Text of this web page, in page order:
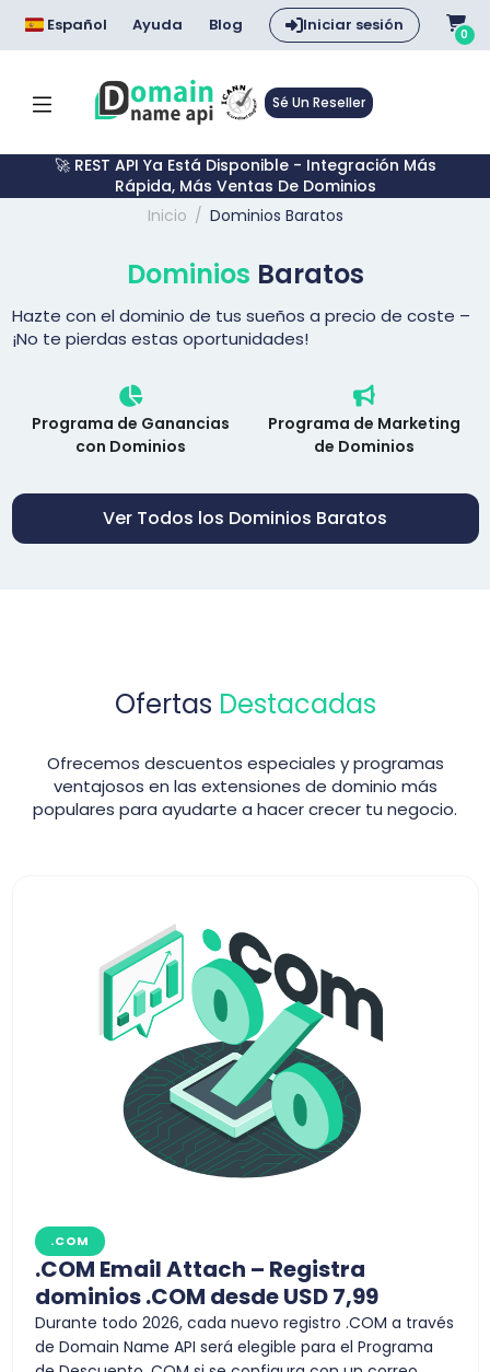
Español Ayuda Blog Iniciar sesión 0
Sé Un Reseller
🚀 REST API Ya Está Disponible - Integración Más
Rápida, Más Ventas De Dominios
Inicio
Dominios Baratos
Dominios Baratos
Hazte con el dominio de tus sueños a precio de coste –
¡No te pierdas estas oportunidades!
Programa de Ganancias
con Dominios
Programa de Marketing
de Dominios
Ver Todos los Dominios Baratos
Ofertas Destacadas
Ofrecemos descuentos especiales y programas
ventajosos en las extensiones de dominio más
populares para ayudarte a hacer crecer tu negocio.
.COM
.COM Email Attach – Registra
dominios .COM desde USD 7,99
Durante todo 2026, cada nuevo registro .COM a través
de Domain Name API será elegible para el Programa